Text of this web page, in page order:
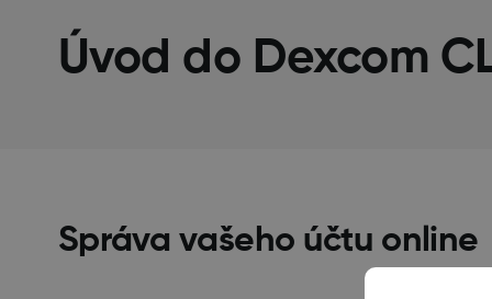
Úvod do Dexcom
Správa vašeho účtu online